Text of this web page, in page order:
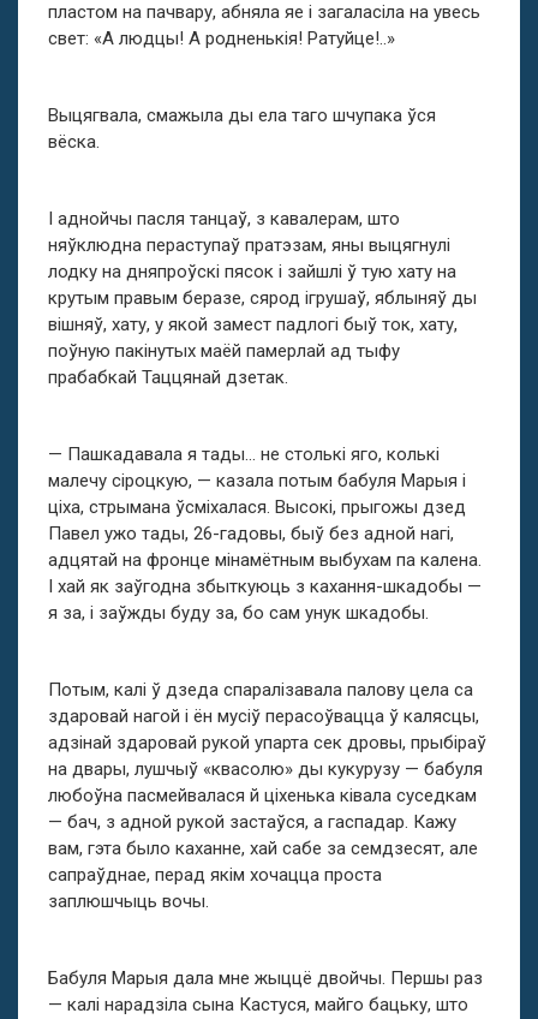
пластом на пачвару, абняла яе і загаласіла на увесь
свет: «А людцы! А родненькія! Ратуйце!..»
Выцягвала, смажыла ды ела таго шчупака ўся
вёска.
І аднойчы пасля танцаў, з кавалерам, што
няўклюдна пераступаў пратэзам, яны выцягнулі
лодку на дняпроўскі пясок і зайшлі ў тую хату на
крутым правым беразе, сярод ігрушаў, яблыняў ды
вішняў, хату, у якой замест падлогі быў ток, хату,
поўную пакінутых маёй памерлай ад тыфу
прабабкай Таццянай дзетак.
— Пашкадавала я тады… не столькі яго, колькі
малечу сіроцкую, — казала потым бабуля Марыя і
ціха, стрымана ўсміхалася. Высокі, прыгожы дзед
Павел ужо тады, 26-гадовы, быў без адной нагі,
адцятай на фронце мінамётным выбухам па калена.
І хай як заўгодна збыткуюць з кахання-шкадобы —
я за, і заўжды буду за, бо сам унук шкадобы.
Потым, калі ў дзеда спаралізавала палову цела са
здаровай нагой і ён мусіў перасоўвацца ў калясцы,
адзінай здаровай рукой упарта сек дровы, прыбіраў
на двары, лушчыў «квасолю» ды кукурузу — бабуля
любоўна пасмейвалася й ціхенька ківала суседкам
— бач, з адной рукой застаўся, а гаспадар. Кажу
вам, гэта было каханне, хай сабе за семдзесят, але
сапраўднае, перад якім хочацца проста
заплюшчыць вочы.
Бабуля Марыя дала мне жыццё двойчы. Першы раз
— калі нарадзіла сына Кастуся, майго бацьку, што